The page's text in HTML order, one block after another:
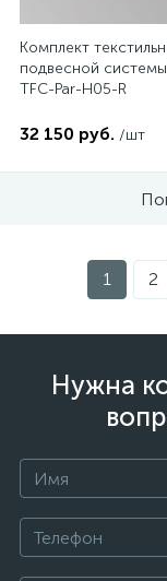
Комплект
подвесной
TFC-Par-H05-R
32 150 руб. /шт
1 2
Нужна